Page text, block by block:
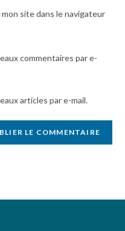
site dans le navigateur
commentaires par e-
articles par e-mail.